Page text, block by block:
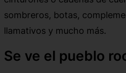
sombreros, botas,
llamativos y mucho más.
Se ve el pueblo